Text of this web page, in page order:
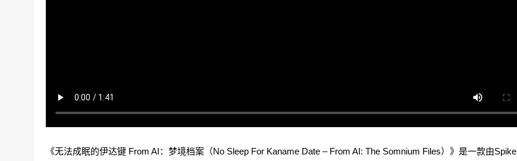
《无法成眠的伊达键 From AI：梦境档案（No Sleep For Kaname Date – From AI: The Somnium Files）》是一款由Spike